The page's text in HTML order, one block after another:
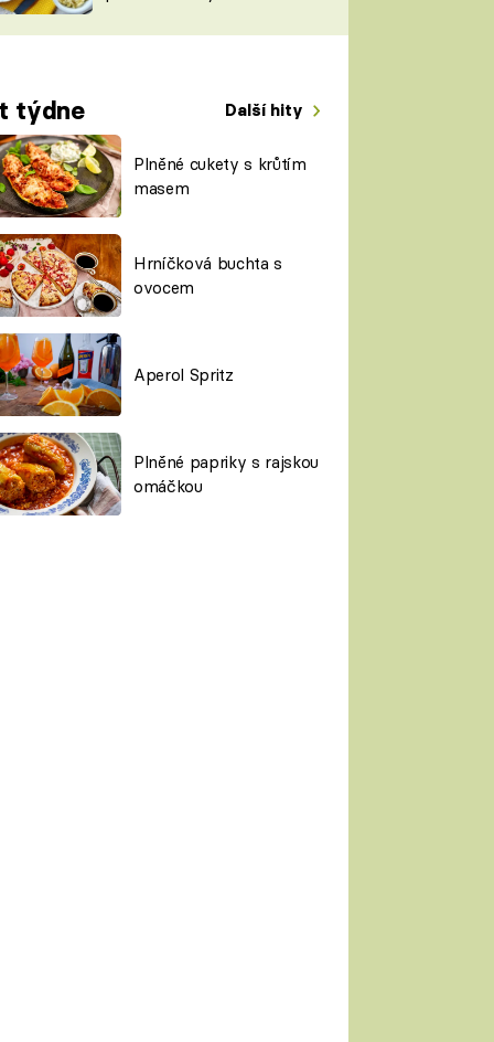
týdne Další hity
Plněné cukety s krůtím
masem
Hrníčková buchta s
ovocem
Aperol Spritz
Plněné papriky s rajskou
omáčkou